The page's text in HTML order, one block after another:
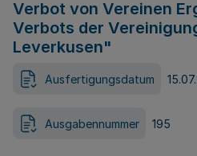
Verbot von Vereinen
Verbots der
Leverkusen"
Ausfertigungsdatum
Ausgabennummer 195